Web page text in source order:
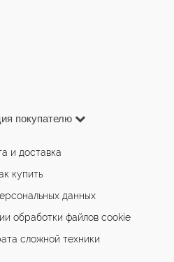
покупателю
и доставка
купить
данных
обработки файлов cookie
сложной техники